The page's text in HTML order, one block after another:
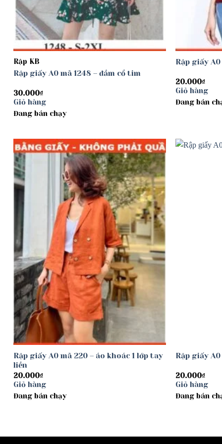
Rập KB
Rập giấy A0 mã 1248 – đầm cổ tim
30.000₫
Giỏ hàng
Đang bán chạy
Rập giấy
20.000₫
Giỏ hàng
Đang bán
Add to
wishlist
Rập giấy A0 mã 220 – áo khoác 1 lớp tay
liền
20.000₫
Giỏ hàng
Đang bán chạy
Rập giấy A0
20.000₫
Giỏ hàng
Đang bán